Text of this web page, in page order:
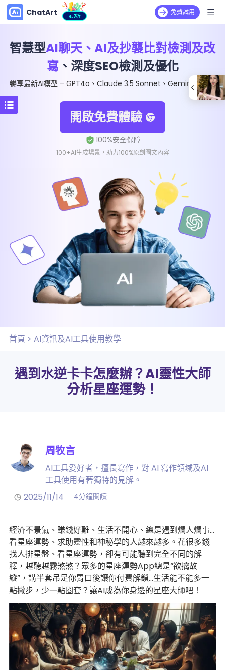
ChatArt 4.7折 免費試用
智慧型AI聊天、AI及抄襲比對檢測及改
寫、深度SEO檢測及優化
暢享最新AI模型 – GPT4o、Claude 3.5 Sonnet、Gemini 1.5 Pro
開啟免費體驗
100+AI生成場景，助力100%原創圖文內容
首頁 > AI資訊及AI工具使用教學
遇到水逆卡卡怎麼辦？AI靈性大師
分析星座運勢！
周牧言
AI工具愛好者，擅長寫作，對 AI 寫作領域及AI
工具使用有著獨特的見解。
2025/11/14
4分鐘閱讀
經濟不景氣、賺錢好難、生活不開心、總是遇到爛人爛事…
看星座運勢、求助靈性和神秘學的人越來越多。花很多錢
找人排星盤、看星座運勢，卻有可能聽到完全不同的解
釋，越聽越霧煞煞？眾多的星座運勢App總是“欲擒故
縱”，講半套吊足你胃口後讓你付費解鎖…生活能不能多一
點撇步，少一點圈套？讓AI成為你身邊的星座大師吧！